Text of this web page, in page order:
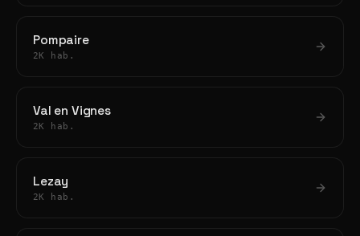
Pompaire
2K hab.
Val en Vignes
2K hab.
Lezay
2K hab.